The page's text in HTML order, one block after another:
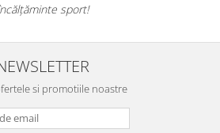
sport!
si promotiile noastre